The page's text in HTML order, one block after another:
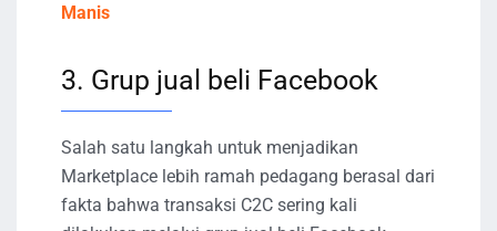
Manis
3. Grup jual beli Facebook
Salah satu langkah untuk menjadikan
Marketplace lebih ramah pedagang berasal dari
fakta bahwa transaksi C2C sering kali